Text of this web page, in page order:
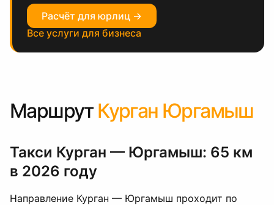
Расчёт для юрлиц →
Все услуги для бизнеса
Маршрут Курган Юргамыш
Такси Курган — Юргамыш: 65 км
в 2026 году
Направление Курган — Юргамыш проходит по